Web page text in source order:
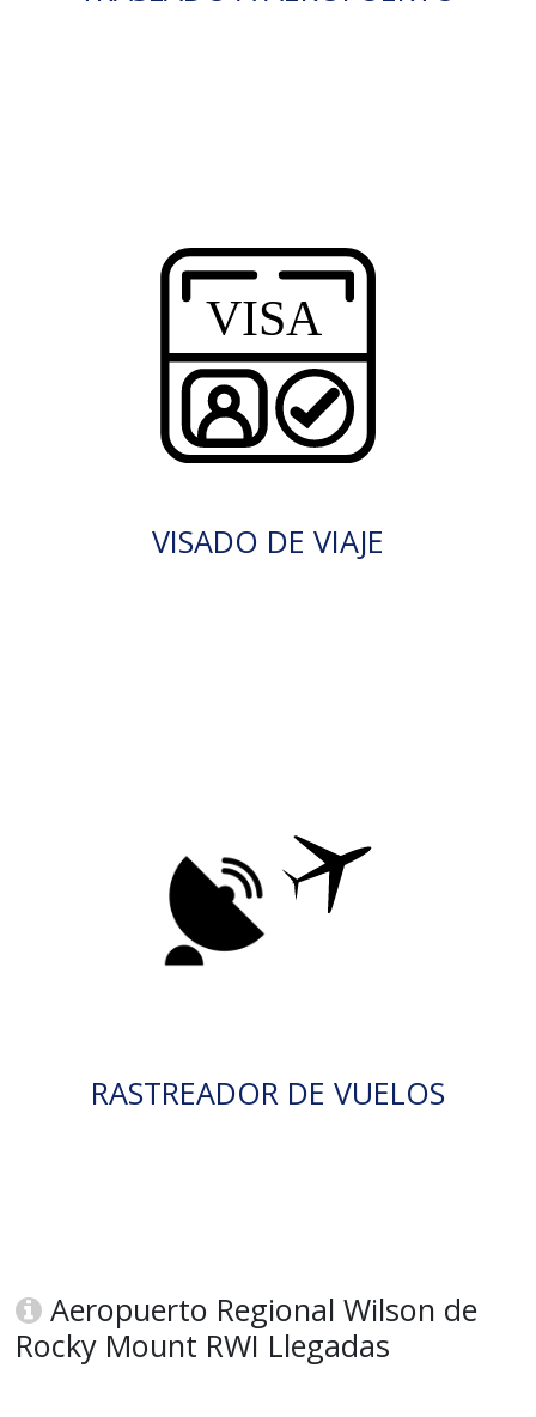
VISADO DE VIAJE
RASTREADOR DE VUELOS
Aeropuerto Regional Wilson de
Rocky Mount RWI Llegadas